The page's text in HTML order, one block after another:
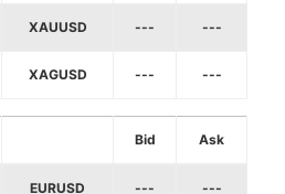
XAUUSD --- ---
XAGUSD --- ---
Bid Ask
EURUSD --- ---